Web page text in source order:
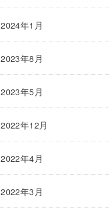
2024年1月
2023年8月
2023年5月
2022年12月
2022年4月
2022年3月